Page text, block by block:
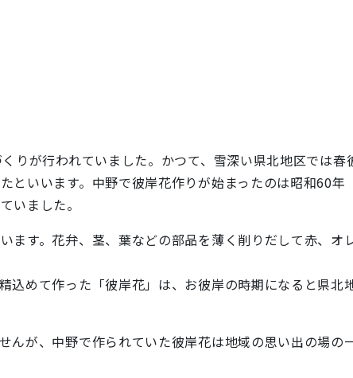
りが行われていました。かつて、雪深い県北地区では春
といいます。中野で彼岸花作りが始まったのは昭和60年
いました。
す。花弁、茎、葉などの部品を薄く削りだして赤、オ
込めて作った「彼岸花」は、お彼岸の時期になると県北
が、中野で作られていた彼岸花は地域の思い出の場の